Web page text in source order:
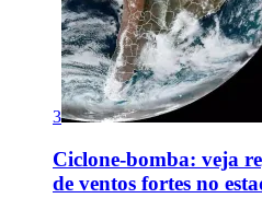
3
Ciclone-bomba: veja
de ventos fortes no